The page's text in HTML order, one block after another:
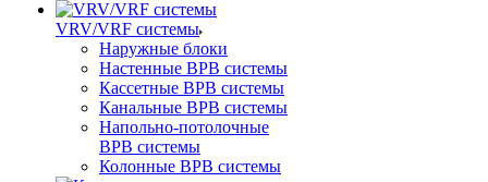
VRV/VRF системы
Наружные блоки
Настенные ВРВ системы
Кассетные ВРВ системы
Канальные ВРВ системы
Напольно-потолочные
ВРВ системы
Колонные ВРВ системы